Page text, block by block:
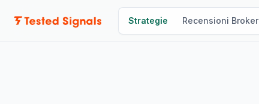
Strategie Recensioni Broker